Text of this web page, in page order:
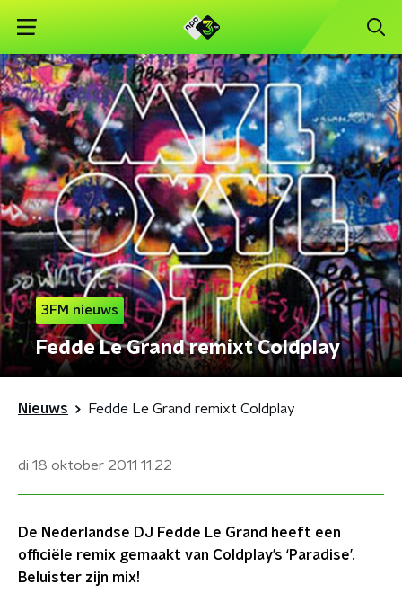
3FM nieuws
Fedde Le Grand remixt Coldplay
Nieuws Fedde Le Grand remixt Coldplay
di 18 oktober 2011 11:22
De Nederlandse DJ Fedde Le Grand heeft een
officiële remix gemaakt van Coldplay’s ‘Paradise’.
Beluister zijn mix!